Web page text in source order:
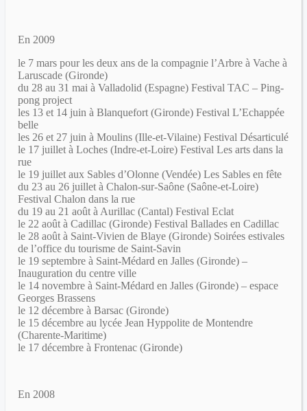
En 2009
le 7 mars pour les deux ans de la compagnie l’Arbre à Vache à
Laruscade (Gironde)
du 28 au 31 mai à Valladolid (Espagne) Festival TAC – Ping-
pong project
les 13 et 14 juin à Blanquefort (Gironde) Festival L’Echappée
belle
les 26 et 27 juin à Moulins (Ille-et-Vilaine) Festival Désarticulé
le 17 juillet à Loches (Indre-et-Loire) Festival Les arts dans la
rue
le 19 juillet aux Sables d’Olonne (Vendée) Les Sables en fête
du 23 au 26 juillet à Chalon-sur-Saône (Saône-et-Loire)
Festival Chalon dans la rue
du 19 au 21 août à Aurillac (Cantal) Festival Eclat
le 22 août à Cadillac (Gironde) Festival Ballades en Cadillac
le 28 août à Saint-Vivien de Blaye (Gironde) Soirées estivales
de l’office du tourisme de Saint-Savin
le 19 septembre à Saint-Médard en Jalles (Gironde) –
Inauguration du centre ville
le 14 novembre à Saint-Médard en Jalles (Gironde) – espace
Georges Brassens
le 12 décembre à Barsac (Gironde)
le 15 décembre au lycée Jean Hyppolite de Montendre
(Charente-Maritime)
le 17 décembre à Frontenac (Gironde)
En 2008